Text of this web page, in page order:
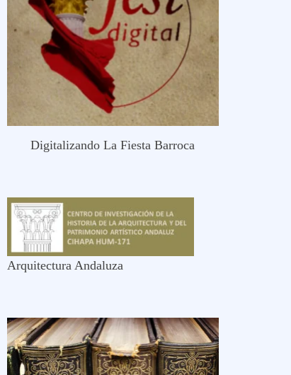
Digitalizando La Fiesta Barroca
Arquitectura Andaluza